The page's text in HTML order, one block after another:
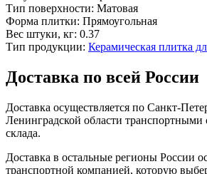
Тип поверхности: Матовая
Форма плитки: Прямоугольная
Вес штуки, кг: 0.37
Тип продукции: Керамическая плитка
Доставка по всей России
Доставка осуществляется по Санкт-
Ленинградской области
склада.
Доставка в остальные регионы России
транспортной компанией, которую